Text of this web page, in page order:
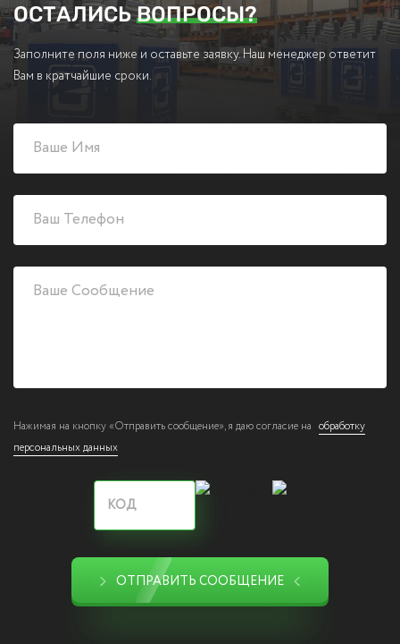
ОСТАЛИСЬВОПРОСЫ?
Заполните поля ниже и оставьте заявку. Наш менеджер ответит
Вам в кратчайшие сроки.
Нажимая на кнопку «Отправить сообщение», я даю согласие на обработку
персональных данных
ОТПРАВИТЬ СООБЩЕНИЕ